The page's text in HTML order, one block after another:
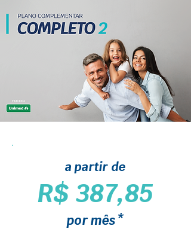
a partir de
R$ 387,85
por mês*